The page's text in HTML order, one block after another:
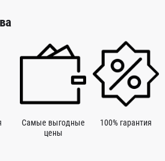
Самые выгодные
цены
100% гарантия